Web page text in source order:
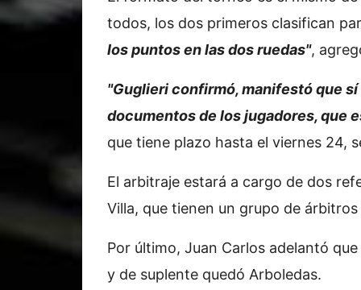
todos, los dos primeros clasifican
los puntos en las dos ruedas",
"Guglieri confirmó, manifestó que
documentos de los jugadores, que
que tiene plazo hasta el viernes 24,
El arbitraje estará a cargo de dos
Villa, que tienen un grupo de
Por último, Juan Carlos adelantó
y de suplente quedó Arboledas.